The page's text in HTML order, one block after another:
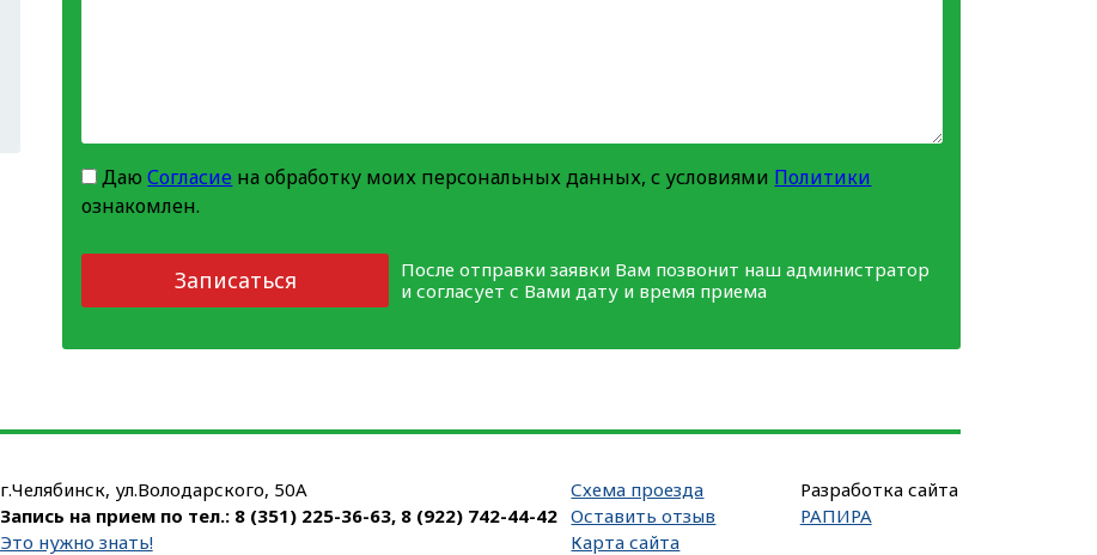
ДаюСогласие на обработку моих персональных данных, с условиями Политики
ознакомлен.
Записаться
После отправки заявки Вам позвонит наш администратор
и согласует с Вами дату и время приема
г.Челябинск, ул.Володарского, 50А
Запись на прием по тел.: 8 (351) 225-36-63, 8 (922) 742-44-42
Это нужно знать!
Схема проезда
Оставить отзыв
Карта сайта
Разработка сайта
РАПИРА